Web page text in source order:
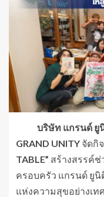
บริษัท แกรนด์ ยูนิตี้
GRAND UNITY จัดกิ
TABLE” สร้างสรรค์ช่
ครอบครัว แกรนด์ ยูนิ
แห่งความสุขอย่างเ